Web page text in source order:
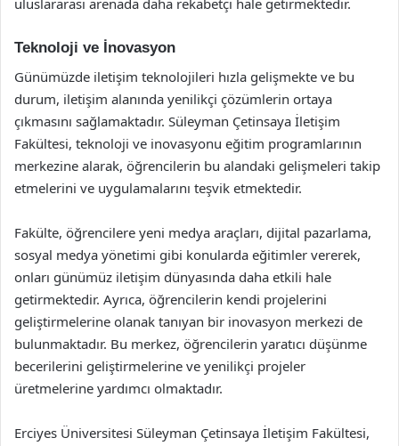
uluslararası arenada daha rekabetçi hale getirmektedir.
Teknoloji ve İnovasyon
Günümüzde iletişim teknolojileri hızla gelişmekte ve bu
durum, iletişim alanında yenilikçi çözümlerin ortaya
çıkmasını sağlamaktadır. Süleyman Çetinsaya İletişim
Fakültesi, teknoloji ve inovasyonu eğitim programlarının
merkezine alarak, öğrencilerin bu alandaki gelişmeleri takip
etmelerini ve uygulamalarını teşvik etmektedir.
Fakülte, öğrencilere yeni medya araçları, dijital pazarlama,
sosyal medya yönetimi gibi konularda eğitimler vererek,
onları günümüz iletişim dünyasında daha etkili hale
getirmektedir. Ayrıca, öğrencilerin kendi projelerini
geliştirmelerine olanak tanıyan bir inovasyon merkezi de
bulunmaktadır. Bu merkez, öğrencilerin yaratıcı düşünme
becerilerini geliştirmelerine ve yenilikçi projeler
üretmelerine yardımcı olmaktadır.
Erciyes Üniversitesi Süleyman Çetinsaya İletişim Fakültesi,